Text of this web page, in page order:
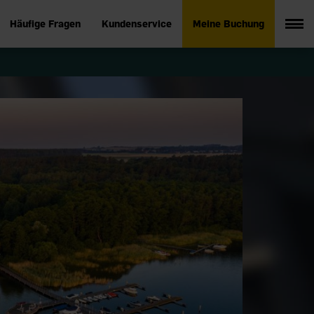
Häufige Fragen Kundenservice Meine Buchung